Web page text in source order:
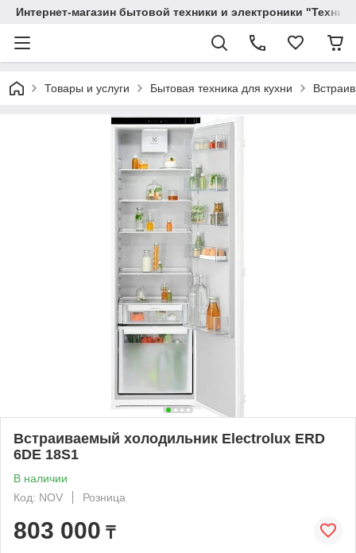
Интернет-магазин бытовой техники и электроники
Товары и услуги Бытовая техника для кухни
Встраиваемый холодильник Electrolux ERD
6DE 18S1
В наличии
Код: NOV
Розница
803 000 ₸